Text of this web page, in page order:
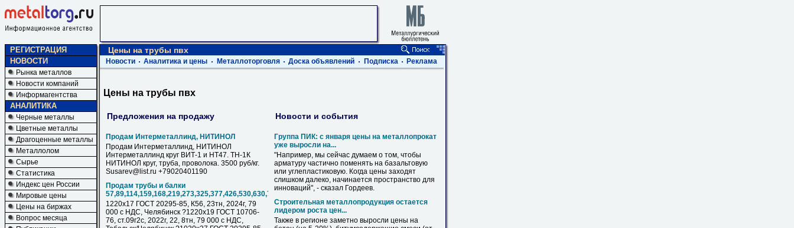
РЕГИСТРАЦИЯ
НОВОСТИ
Рынка металлов
Новости компаний
Информагентства
АНАЛИТИКА
Черные металлы
Цветные металлы
Драгоценные металлы
Металлолом
Сырье
Статистика
Индекс цен России
Мировые цены
Цены на биржах
Вопрос месяца
Цены на трубы пвх
Новости Аналитика и цены Металлоторговля Доска объявлений Подписка Реклама
Цены на трубы пвх
Предложения на продажу
Продам Интерметаллинд, НИТИНОЛ
Продам Интерметаллинд, НИТИНОЛ
Интерметаллинд круг ВИТ-1 и НТ47. ТН-1К
НИТИНОЛ круг, труба, проволока. 3500 руб/кг.
Susarev@list.ru +79020401190
Продам трубы и балки
57,89,114,159,168,219,273,325,377,426,530,630,720,820,1020,1220,1420
1220х17 ГОСТ 20295-85, К56, 23тн, 2024г, 79
000 с НДC, Челябинск ?1220х19 ГОСТ 10706-
76, ст.09г2с, 2022г, 22, 8тн, 79 000 с НДC,
Новости и события
Группа ПИК: с января цены на металлопрокат
уже выросли на...
"Например, мы сейчас думаем о том, чтобы
арматуру частично поменять на базальтовую
или углепластиковую. Когда цены заходят
слишком далеко, начинается пространство для
инноваций", - сказал Гордеев.
Строительная металлопродукция остается
лидером роста цен...
Также в регионе заметно выросли цены на